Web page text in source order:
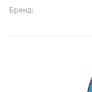
Бренд: